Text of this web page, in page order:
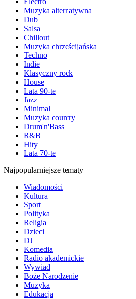
Electro
Muzyka alternatywna
Dub
Salsa
Chillout
Muzyka chrześcijańska
Techno
Indie
Klasyczny rock
House
Lata 90-te
Jazz
Minimal
Muzyka country
Drum'n'Bass
R&B
Hity
Lata 70-te
Najpopularniejsze tematy
Wiadomości
Kultura
Sport
Polityka
Religia
Dzieci
DJ
Komedia
Radio akademickie
Wywiad
Boże Narodzenie
Muzyka
Edukacja